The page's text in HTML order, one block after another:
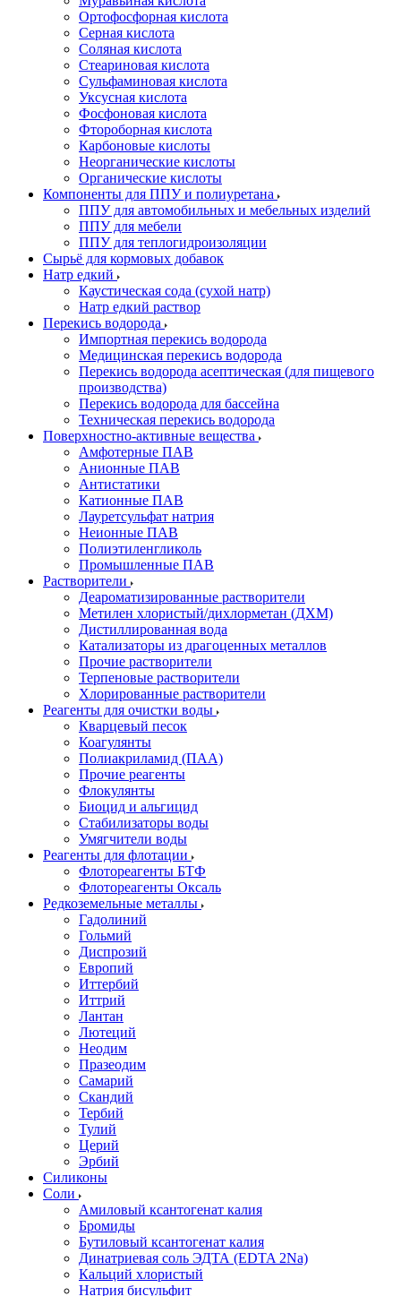
Ортофосфорная кислота
Серная кислота
Соляная кислота
Стеариновая кислота
Сульфаминовая кислота
Уксусная кислота
Фосфоновая кислота
Фтороборная кислота
Карбоновые кислоты
Неорганические кислоты
Органические кислоты
Компоненты для ППУ и полиуретана
ППУ для автомобильных и мебельных изделий
ППУ для мебели
ППУ для теплогидроизоляции
Сырьё для кормовых добавок
Натр едкий
Каустическая сода (сухой натр)
Натр едкий раствор
Перекись водорода
Импортная перекись водорода
Медицинская перекись водорода
Перекись водорода асептическая (для пищевого
производства)
Перекись водорода для бассейна
Техническая перекись водорода
Поверхностно-активные вещества
Амфотерные ПАВ
Анионные ПАВ
Антистатики
Катионные ПАВ
Лауретсульфат натрия
Неионные ПАВ
Полиэтиленгликоль
Промышленные ПАВ
Растворители
Деароматизированные растворители
Метилен хлористый/дихлорметан (ДХМ)
Дистиллированная вода
Катализаторы из драгоценных металлов
Прочие растворители
Терпеновые растворители
Хлорированные растворители
Реагенты для очистки воды
Кварцевый песок
Коагулянты
Полиакриламид (ПАА)
Прочие реагенты
Флокулянты
Биоцид и альгицид
Стабилизаторы воды
Умягчители воды
Реагенты для флотации
Флотореагенты БТФ
Флотореагенты Оксаль
Редкоземельные металлы
Гадолиний
Гольмий
Диспрозий
Европий
Иттербий
Иттрий
Лантан
Лютеций
Неодим
Празеодим
Самарий
Скандий
Тербий
Тулий
Церий
Эрбий
Силиконы
Соли
Амиловый ксантогенат калия
Бромиды
Бутиловый ксантогенат калия
Динатриевая соль ЭДТА (EDTA 2Na)
Кальций хлористый
Натрия бисульфит